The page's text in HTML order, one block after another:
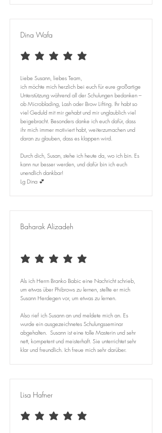
Dina Wafa
durchschnittliches Rating ist 5 von 5
Liebe Susann, liebes Team,
ich möchte mich herzlich bei euch für eure großartige
Unterstützung während all der Schulungen bedanken –
ob Microblading, Lash oder Brow Lifting. Ihr habt so
viel Geduld mit mir gehabt und mir unglaublich viel
beigebracht. Besonders danke ich euch dafür, dass
ihr mich immer motiviert habt, weiterzumachen und
daran zu glauben, dass es klappen wird.
Durch dich, Susan, stehe ich heute da, wo ich bin. Es
kann nur besser werden, und dafür bin ich euch
unendlich dankbar!
Lg Dina 💕
Baharak Alizadeh
durchschnittliches Rating ist 5 von 5
Als ich Herrn Branko Babic eine Nachricht schrieb,
um etwas über Phibrows zu lernen, stellte er mich
Susann Herdegen vor, um etwas zu lernen.
Also rief ich Susann an und meldete mich an. Es
wurde ein ausgezeichnetes Schulungsseminar
abgehalten. Susann ist eine tolle Masterin und sehr
nett, kompetent und meisterhaft. Sie unterrichtet sehr
klar und freundlich. Ich freue mich sehr darüber.
Lisa Hafner
durchschnittliches Rating ist 5 von 5